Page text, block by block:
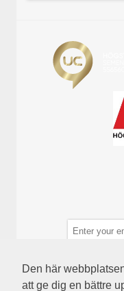
Den här
att ge dig en bättre